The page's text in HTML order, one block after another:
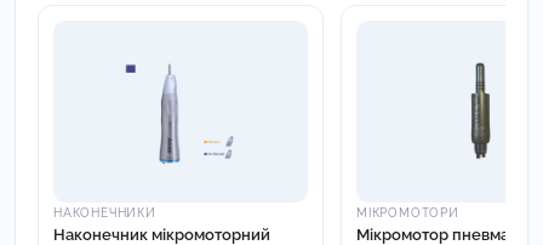
НАКОНЕЧНИКИ
Наконечник мікромоторний
МІКРОМОТОРИ
Мікромотор